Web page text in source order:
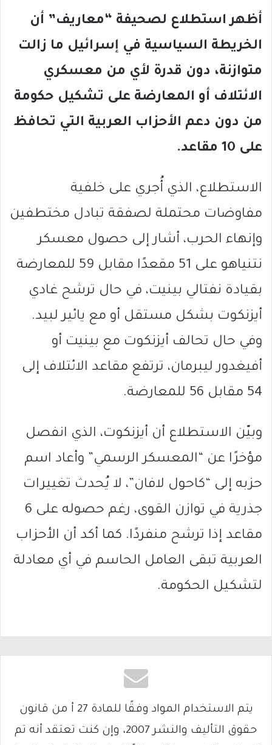
أظهر استطلاع لصحيفة “معاريف” أن
الخريطة السياسية في إسرائيل ما زالت
متوازنة، دون قدرة لأي من معسكري
الائتلاف أو المعارضة على تشكيل حكومة
من دون دعم الأحزاب العربية التي تحافظ
على 10 مقاعد.
الاستطلاع، الذي أُجري على خلفية
مفاوضات محتملة لصفقة تبادل مختطفين
وإنهاء الحرب، أشار إلى حصول معسكر
نتنياهو على 51 مقعدًا مقابل 59 للمعارضة
بقيادة نفتالي بينيت، في حال ترشح غادي
أيزنكوت بشكل مستقل أو مع يائير لبيد.
وفي حال تحالف أيزنكوت مع بينيت أو
أفيغدور ليبرمان، ترتفع مقاعد الائتلاف إلى
54 مقابل 56 للمعارضة.
وبيّن الاستطلاع أن أيزنكوت، الذي انفصل
مؤخرًا عن “المعسكر الرسمي” وأعاد اسم
حزبه إلى “كاحول لافان”، لا يُحدث تغييرات
جذرية في توازن القوى، رغم حصوله على 6
مقاعد إذا ترشح منفردًا. كما أكد أن الأحزاب
العربية تبقى العامل الحاسم في أي معادلة
لتشكيل الحكومة.
يتم الاستخدام المواد وفقًا للمادة 27 أ من قانون
حقوق التأليف والنشر 2007، وإن كنت تعتقد أنه تم